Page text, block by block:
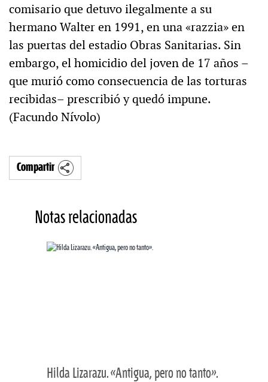
comisario que detuvo ilegalmente a su
hermano Walter en 1991, en una «razzia» en
las puertas del estadio Obras Sanitarias. Sin
embargo, el homicidio del joven de 17 años –
que murió como consecuencia de las torturas
recibidas– prescribió y quedó impune.
(Facundo Nívolo)
Compartir
Notas relacionadas
Hilda Lizarazu. «Antigua, pero no tanto».